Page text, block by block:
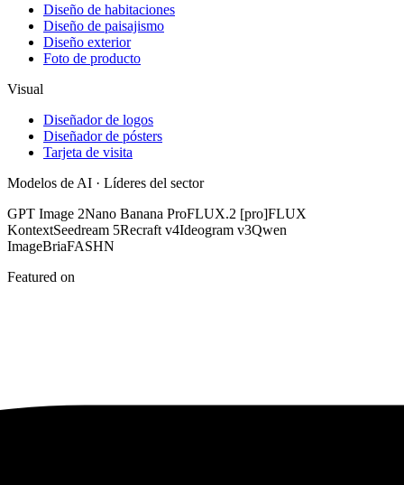
Diseño de habitaciones
Diseño de paisajismo
Diseño exterior
Foto de producto
Visual
Diseñador de logos
Diseñador de pósters
Tarjeta de visita
Modelos de AI · Líderes del sector
GPT Image 2Nano Banana ProFLUX.2 [pro]FLUX
KontextSeedream 5Recraft v4Ideogram v3Qwen
ImageBriaFASHN
Featured on